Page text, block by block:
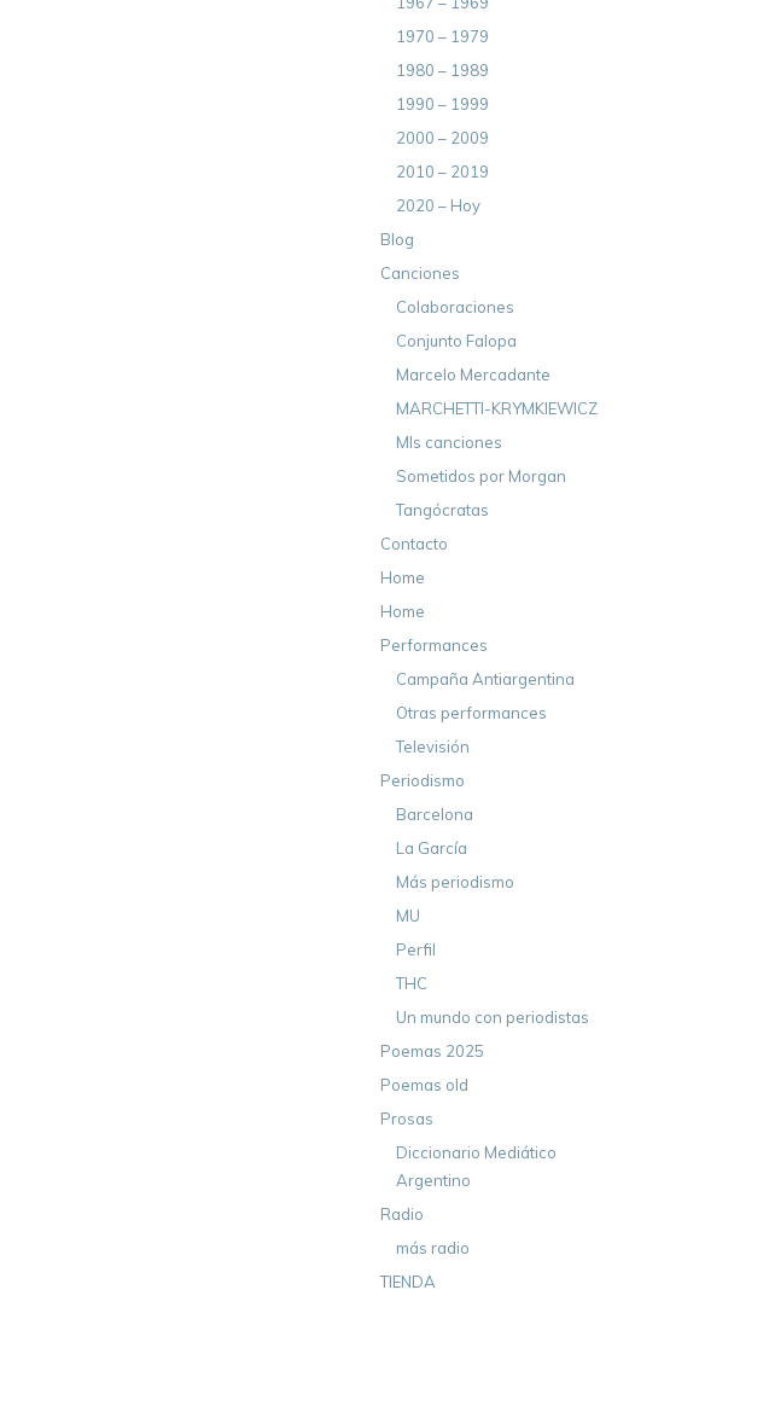
1970 – 1979
1980 – 1989
1990 – 1999
2000 – 2009
2010 – 2019
2020 – Hoy
Blog
Canciones
Colaboraciones
Conjunto Falopa
Marcelo Mercadante
MARCHETTI-KRYMKIEWICZ
MIs canciones
Sometidos por Morgan
Tangócratas
Contacto
Home
Home
Performances
Campaña Antiargentina
Otras performances
Televisión
Periodismo
Barcelona
La García
Más periodismo
MU
Perfil
THC
Un mundo con periodistas
Poemas 2025
Poemas old
Prosas
Diccionario Mediático
Argentino
Radio
más radio
TIENDA